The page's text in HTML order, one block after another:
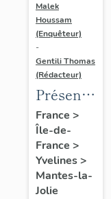
Malek
Houssam
(Enquêteur)
-
Gentili Thomas
(Rédacteur)
Présentation
de
l'étude
France >
Île-de-
France >
Yvelines>
Mantes-la-
Jolie